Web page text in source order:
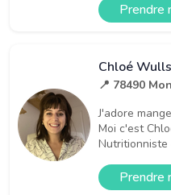
Prendre
Chloé
📍 78490
J'adore
Moi c'est
Nutritionniste
Prendre